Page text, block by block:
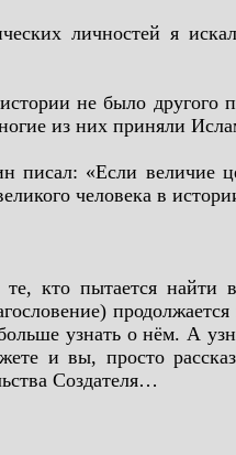
личностей я
не было
из них приняли
писал: «Если величие
человека в
кто пытается
узнать о нём. А
и вы, просто
Создателя…